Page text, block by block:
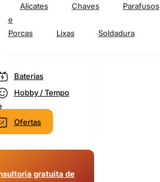
Alicates Chaves
Parafusos
e
Porcas
Lixas Soldadura
Baterias
Hobby / Tempo
Ofertas
gratuita de